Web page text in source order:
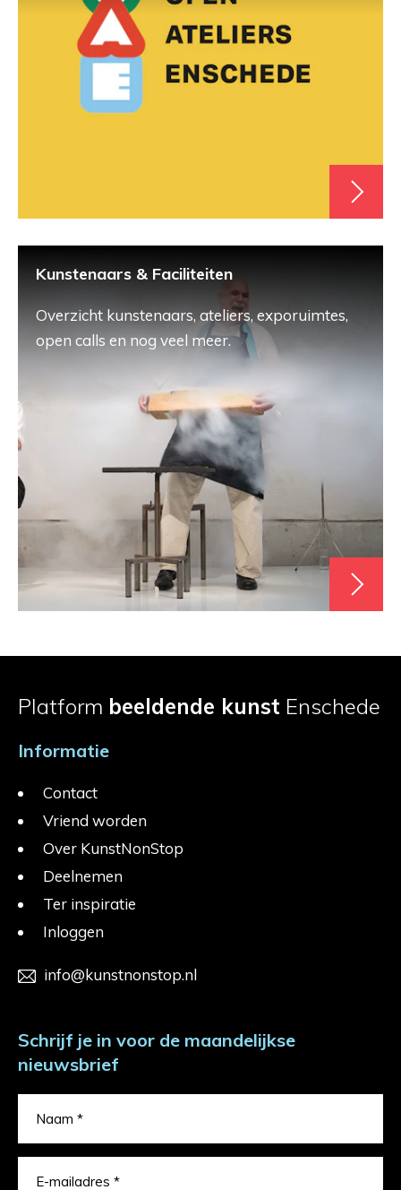
Kunstenaars & Faciliteiten
Overzicht kunstenaars, ateliers, exporuimtes,
open calls en nog veel meer.
Platform beeldende kunst Enschede
Informatie
Contact
Vriend worden
Over KunstNonStop
Deelnemen
Ter inspiratie
Inloggen
info@kunstnonstop.nl
Schrijf je in voor de maandelijkse
nieuwsbrief